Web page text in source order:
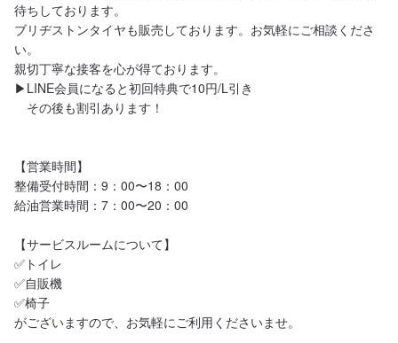
待ちしております。
ブリヂストンタイヤも販売しております。お気軽にご相談くださ
い。
親切丁寧な接客を心が得ております。
▶︎LINE会員になると初回特典で10円/L引き
その後も割引あります！
【営業時間】
整備受付時間：9：00〜18：00
給油営業時間：7：00〜20：00
【サービスルームについて】
✅トイレ
✅自販機
✅椅子
がございますので、お気軽にご利用くださいませ。